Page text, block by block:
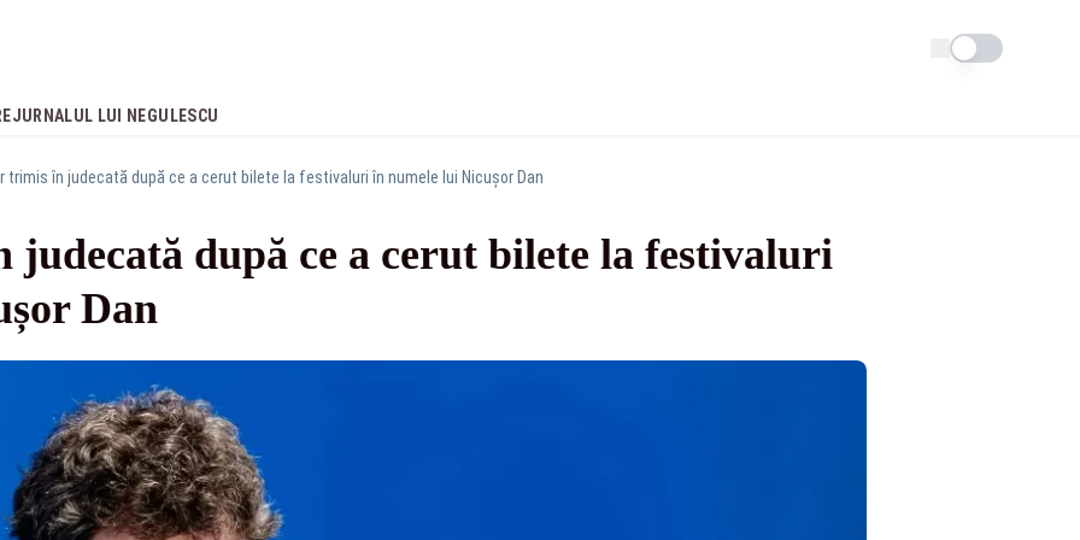
Schimba tema
JURNALUL LUI NEGULESCU
trimis în judecată după ce a cerut bilete la festivaluri în numele lui Nicușor Dan
după ce a cerut bilete la festivaluri
Dan